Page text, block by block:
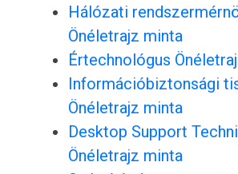
Hálózati
Önéletrajz minta
Értechnológus
Információbiztonsági
Önéletrajz minta
Desktop Support
Önéletrajz minta